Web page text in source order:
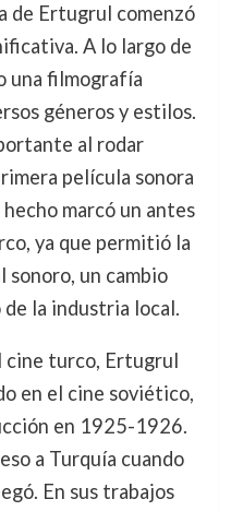
de Ertugrul comenzó
A lo largo de
una filmografía
géneros y estilos.
al rodar
película sonora
marcó un antes
ya que permitió la
sonoro, un cambio
la industria local.
cine turco, Ertugrul
en el cine soviético,
en 1925-1926.
a Turquía cuando
En sus trabajos